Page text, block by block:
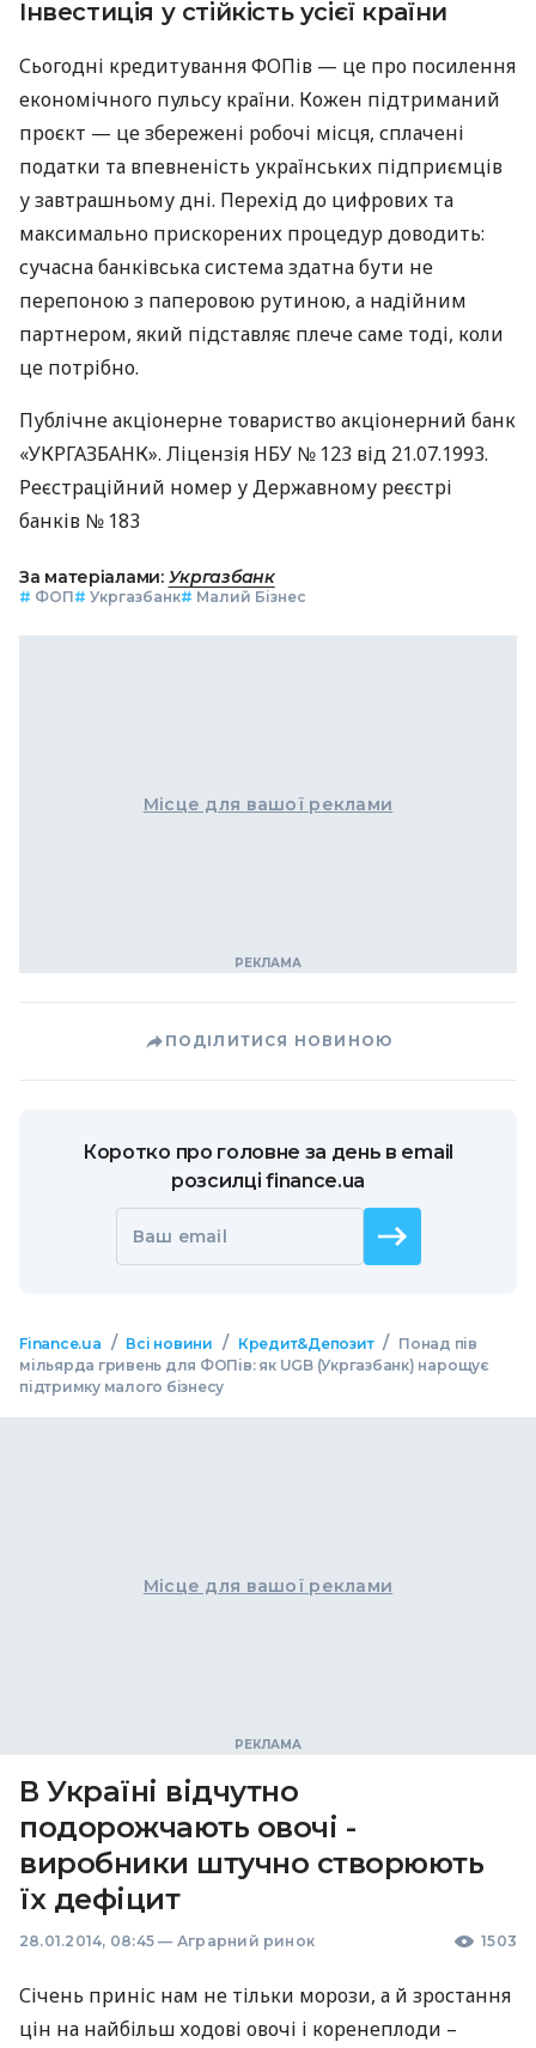
Інвестиція у стійкість усієї країни
Сьогодні кредитування ФОПів — це про посилення
економічного пульсу країни. Кожен підтриманий
проєкт — це збережені робочі місця, сплачені
податки та впевненість українських підприємців
у завтрашньому дні. Перехід до цифрових та
максимально прискорених процедур доводить:
сучасна банківська система здатна бути не
перепоною з паперовою рутиною, а надійним
партнером, який підставляє плече саме тоді, коли
це потрібно.
Публічне акціонерне товариство акціонерний банк
«УКРГАЗБАНК». Ліцензія НБУ № 123 від 21.07.1993.
Реєстраційний номер у Державному реєстрі
банків № 183
За матеріалами: Укргазбанк
# ФОП# Укргазбанк# Малий Бізнес
Місце для вашої реклами
ПОДІЛИТИСЯ НОВИНОЮ
Коротко про головне за день в email
розсилці finance.ua
Ваш email
Finance.ua / Всі новини / Кредит&Депозит / Понад пів
мільярда гривень для ФОПів: як UGB (Укргазбанк) нарощує
підтримку малого бізнесу
Місце для вашої реклами
В Україні відчутно
подорожчають овочі -
виробники штучно створюють
їх дефіцит
28.01.2014, 08:45 — Аграрний ринок 1503
Січень приніс нам не тільки морози, а й зростання
цін на найбільш ходові овочі і коренеплоди –